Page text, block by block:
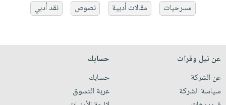
مسرحيات
مقالات أدبية نصوص نقد أدبي
عن نيل وفرات
عن الشركة
سياسة الشركة
حسابك
حسابك
عربة التسوق